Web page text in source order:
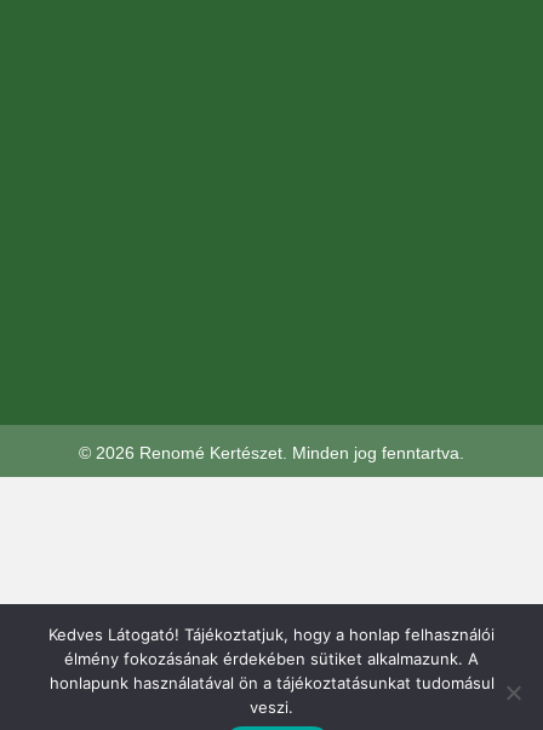
© 2026 Renomé Kertészet. Minden jog fenntartva.
Kedves Látogató! Tájékoztatjuk, hogy a honlap felhasználói
élmény fokozásának érdekében sütiket alkalmazunk. A
honlapunk használatával ön a tájékoztatásunkat tudomásul
veszi.